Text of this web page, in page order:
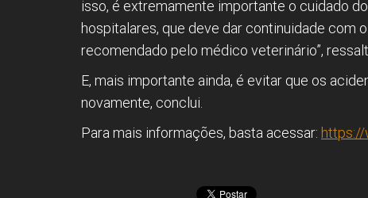
isso, é extremamente importante o cuidado
hospitalares, que deve dar continuidade com
recomendado pelo médico veterinário”,
E, mais importante ainda, é evitar que os
novamente, conclui.
Para mais informações, basta acessar: https://